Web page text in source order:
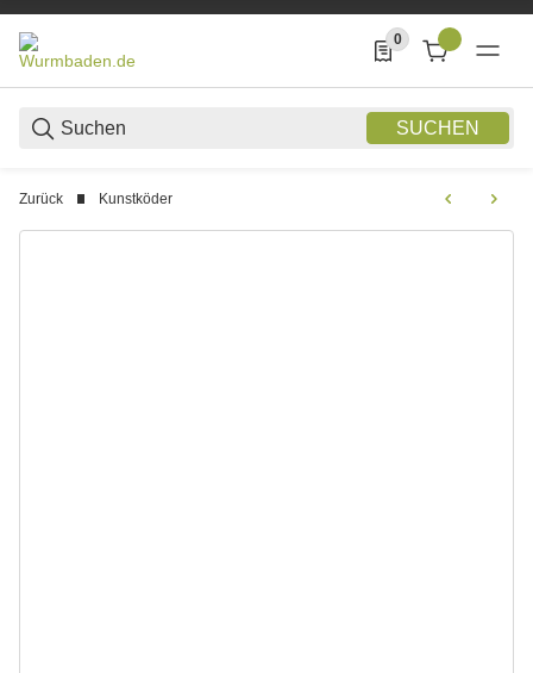
SUCHEN
0
0 Produkte in der
Zurück Kunstköder